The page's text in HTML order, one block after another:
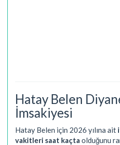
Hatay Belen
İmsakiyesi
Hatay Belen için 2026 yılına ait
vakitleri saat kaçta olduğunu